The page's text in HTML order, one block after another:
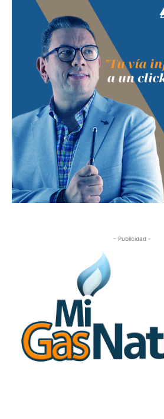
- Publicidad -